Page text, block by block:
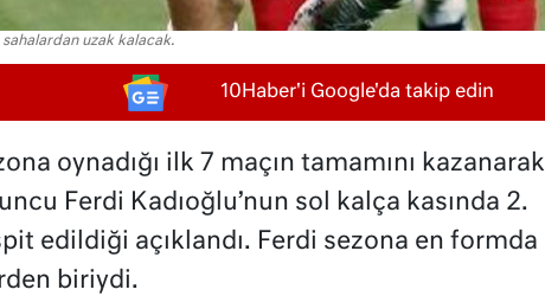
uzak kalacak.
10Haber'i Google'da takip edin
oynadığı ilk 7 maçın tamamını kazanarak
Ferdi Kadıoğlu’nun sol kalça kasında 2.
edildiği açıklandı. Ferdi sezona en formda
biriydi.